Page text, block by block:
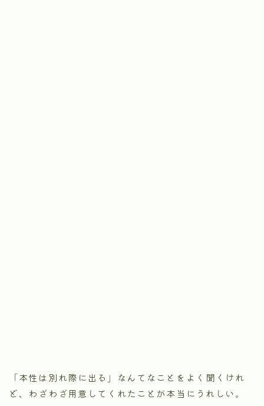
「本性は別れ際に出る」なんてなことをよく聞くけれ
ど、わざわざ用意してくれたことが本当にうれしい。